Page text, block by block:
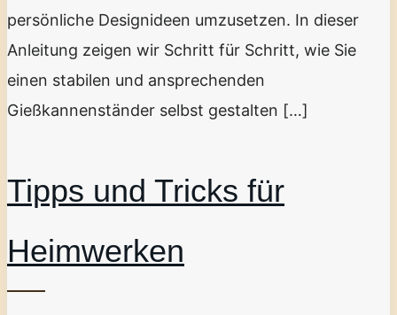
persönliche Designideen umzusetzen. In dieser
Anleitung zeigen wir Schritt für Schritt, wie Sie
einen stabilen und ansprechenden
Gießkannenständer selbst gestalten […]
Tipps und Tricks für
Heimwerken